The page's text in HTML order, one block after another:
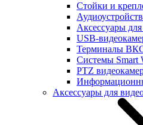
Стойки и
Аксессуары
USB-
Терминалы
Системы Smart
PTZ
Аксессуары для